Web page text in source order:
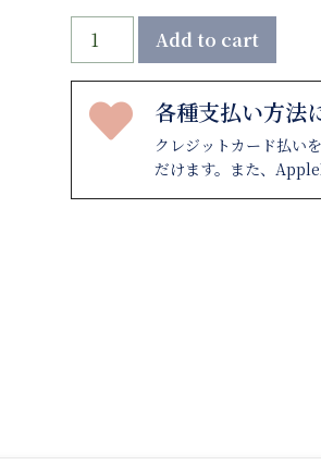
Add to cart
各種支払い方法
クレジットカード払い
だけます。また、